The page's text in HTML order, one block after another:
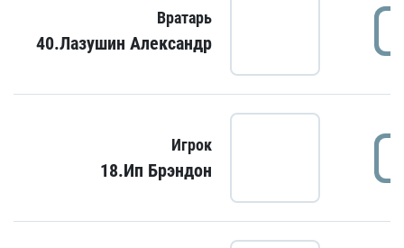
Вратарь
40.Лазушин Александр
Игрок
18.Ип Брэндон